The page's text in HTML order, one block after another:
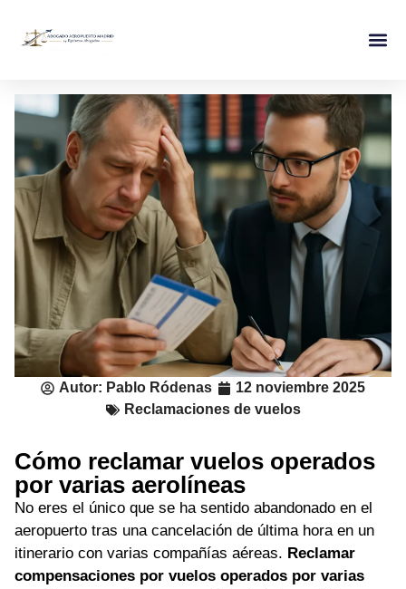
Autor: Pablo Ródenas
12 noviembre 2025
Reclamaciones de vuelos
Cómo reclamar vuelos operados
por varias aerolíneas
No eres el único que se ha sentido abandonado en el
aeropuerto tras una cancelación de última hora en un
itinerario con varias compañías aéreas. Reclamar
compensaciones por vuelos operados por varias